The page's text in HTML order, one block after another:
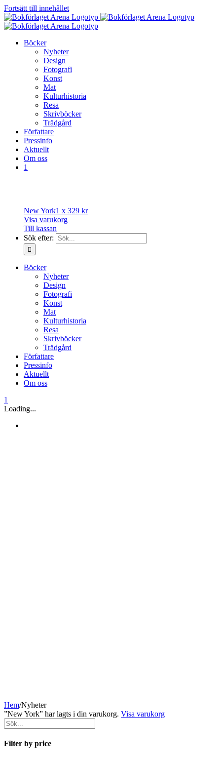
Fortsätt till innehållet
Böcker
Nyheter
Design
Fotografi
Konst
Mat
Kulturhistoria
Resa
Skrivböcker
Trädgård
Författare
Pressinfo
Aktuellt
Om oss
1
New York1 x 329 kr
Visa varukorg
Till kassan
Sök efter:
Böcker
Nyheter
Design
Fotografi
Konst
Mat
Kulturhistoria
Resa
Skrivböcker
Trädgård
Författare
Pressinfo
Aktuellt
Om oss
1
Loading...
Hem/Nyheter
”New York” har lagts i din varukorg. Visa varukorg
Filter by price